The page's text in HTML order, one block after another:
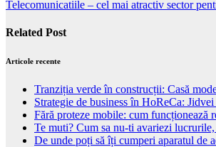
Telecomunicatiile – cel mai atractiv sector
Related Post
Articole recente
Tranziția verde în construcții: Casă
Strategie de business în HoReCa:
Fără proteze mobile: cum funcționează
Te muti? Cum sa nu-ti avariezi
De unde poți să îți cumperi aparatul de